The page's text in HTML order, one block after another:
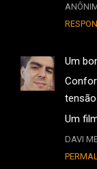
Um
Um
DAVI